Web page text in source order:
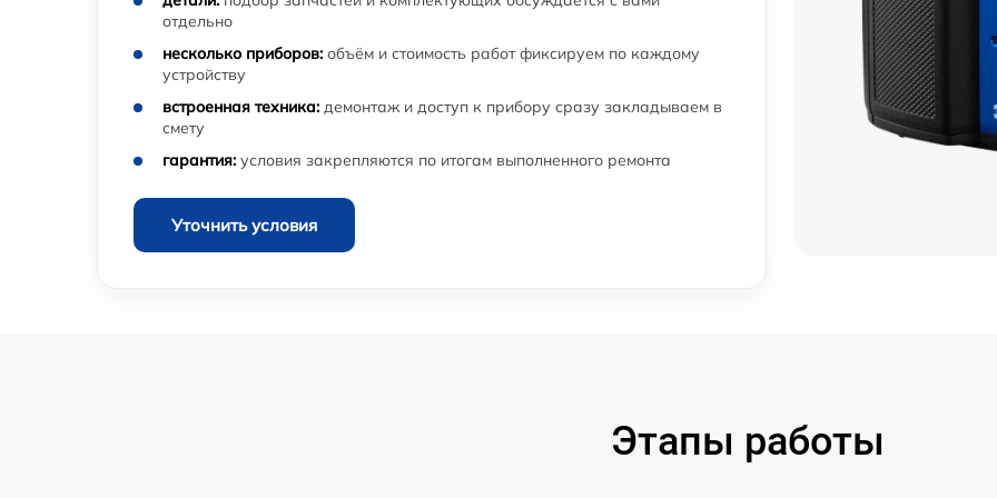
отдельно
несколько приборов: объём и стоимость работ фиксируем по каждому
устройству
встроенная техника: демонтаж и доступ к прибору сразу закладываем в
смету
гарантия: условия закрепляются по итогам выполненного ремонта
Уточнить условия
Этапы работы